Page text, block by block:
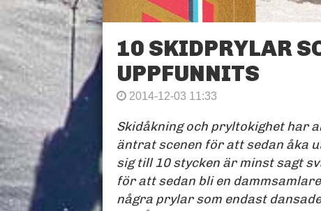
10 SKIDPRYLAR
UPPFUNNITS
2014-12-03 11:33
Skidåkning och pryltokighet har
äntrat scenen för att sedan åka
sig till 10 stycken är minst sagt
för att sedan bli en
några prylar som endast